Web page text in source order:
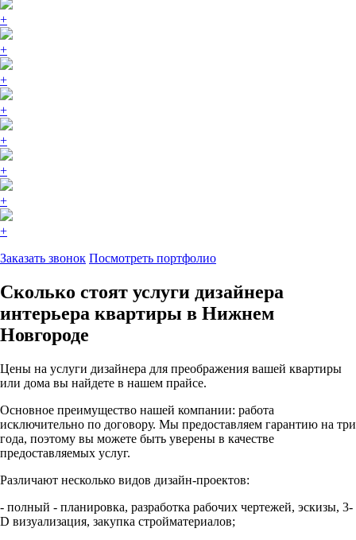
+
+
+
+
+
+
+
+
Заказать звонок Посмотреть портфолио
Сколько стоят услуги дизайнера
интерьера квартиры в Нижнем
Новгороде
Цены на услуги дизайнера для преображения вашей квартиры
или дома вы найдете в нашем прайсе.
Основное преимущество нашей компании: работа
исключительно по договору. Мы предоставляем гарантию на три
года, поэтому вы можете быть уверены в качестве
предоставляемых услуг.
Различают несколько видов дизайн-проектов:
- полный - планировка, разработка рабочих чертежей, эскизы, 3-
D визуализация, закупка стройматериалов;